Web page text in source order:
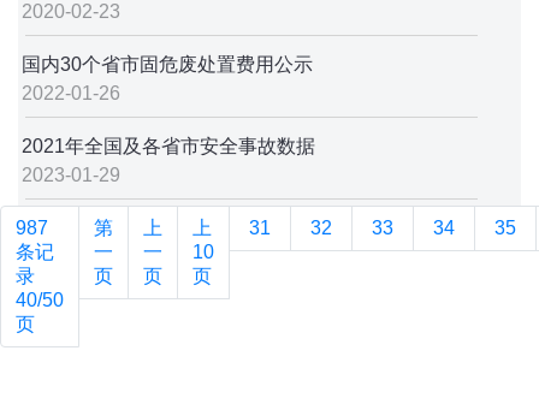
2020-02-23
国内30个省市固危废处置费用公示
2022-01-26
2021年全国及各省市安全事故数据
2023-01-29
987
条记
录
40/50
页
第
一
页
上
一
页
上
10
页
31 32 33 34 35